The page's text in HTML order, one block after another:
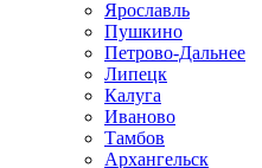
Ярославль
Пушкино
Петрово-Дальнее
Липецк
Калуга
Иваново
Тамбов
Архангельск